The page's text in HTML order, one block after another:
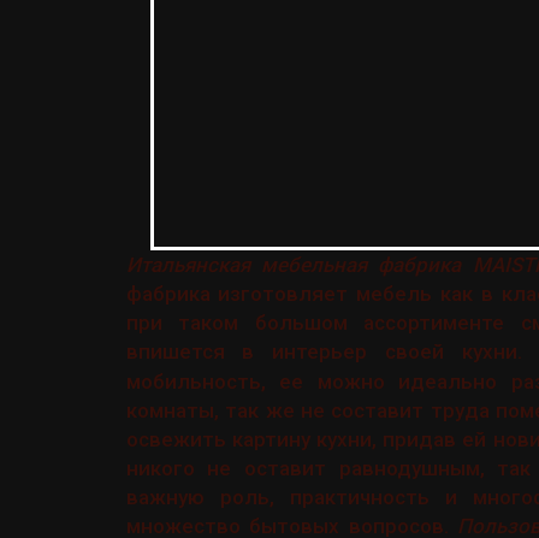
Итальянская мебельная фабрика
фабрика изготовляет мебель как в
при таком большом ассортименте
впишется в интерьер своей
мобильность, ее можно идеально
комнаты, так же не составит труда
освежить картину кухни, придав ей
никого не оставит равнодушным,
важную роль, практичность и
множество бытовых вопросов.